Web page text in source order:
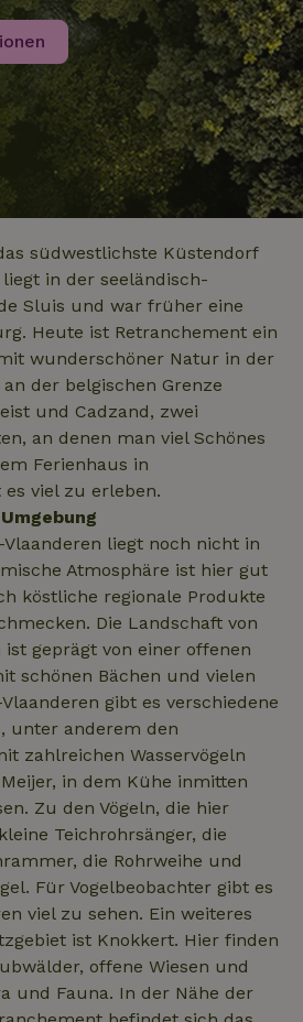
südwestlichste Küstendorf
in der seeländisch-
Sluis und war früher eine
Heute ist Retranchement ein
wunderschöner Natur in der
der belgischen Grenze
und Cadzand, zwei
an denen man viel Schönes
Ferienhaus in
viel zu erleben.
Vlaanderen liegt noch nicht in
Atmosphäre ist hier gut
köstliche regionale Produkte
Die Landschaft von
ist geprägt von einer offenen
schönen Bächen und vielen
gibt es verschiedene
unter anderem den
zahlreichen Wasservögeln
in dem Kühe inmitten
Zu den Vögeln, die hier
Teichrohrsänger, die
die Rohrweihe und
Für Vogelbeobachter gibt es
viel zu sehen. Ein weiteres
ist Knokkert. Hier finden
offene Wiesen und
und Fauna. In der Nähe der
.naturhaeuschen.de
1 Jahr 1
Monat
Dieses
wird von
Analytics
den
über Werbung,
die der
Endbenutzer
möglicherweise
vor dem
Besuch dieser
Website
gesehen hat.
14 Minuten
59
Sekunden
Dieses Cookie
wird von
DoubleClick (im
Besitz von
Google)
gesetzt, um
ob der Browser
Besuchers
Cookies
unterstützt.
www.naturhaeuschen.de
www.naturhaeuschen.de
www.naturhaeuschen.de
www.naturhaeuschen.de
www.naturhaeuschen.de
www.naturhaeuschen.de
www.naturhaeuschen.de